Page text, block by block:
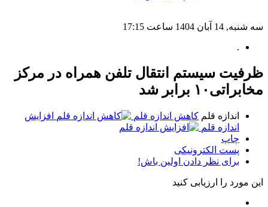
سه شنبه, 14 آبان 1404 ساعت 17:15
.
ظرفیت سیستم انتقال تلفن همراه در مرکز
مخابراتی۱۰ برابر شد
اندازه قلم کاهش اندازه قلم
افزایش
اندازه قلم
چاپ
پست الکترونیکی
برای نظر دادن اولین باش!
این مورد را ارزیابی کنید